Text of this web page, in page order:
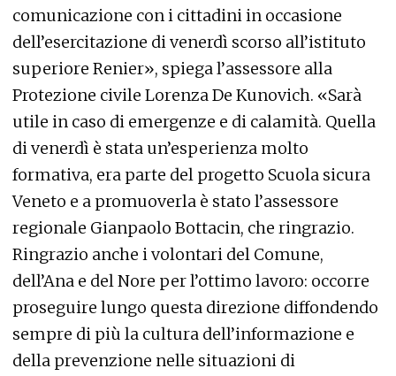
comunicazione con i cittadini in occasione
dell’esercitazione di venerdì scorso all’istituto
superiore Renier», spiega l’assessore alla
Protezione civile Lorenza De Kunovich. «Sarà
utile in caso di emergenze e di calamità. Quella
di venerdì è stata un’esperienza molto
formativa, era parte del progetto Scuola sicura
Veneto e a promuoverla è stato l’assessore
regionale Gianpaolo Bottacin, che ringrazio.
Ringrazio anche i volontari del Comune,
dell’Ana e del Nore per l’ottimo lavoro: occorre
proseguire lungo questa direzione diffondendo
sempre di più la cultura dell’informazione e
della prevenzione nelle situazioni di